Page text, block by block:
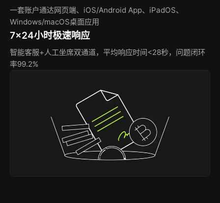
一套账户通达网页端、iOS/Android App、iPadOS、
Windows/macOS桌面应用
7×24小时极速响应
智能客服+人工坐席双通道，平均响应时间<28秒，问题闭环
率99.2%